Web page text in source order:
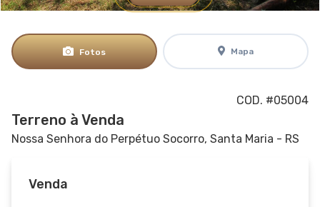
Fotos Mapa
COD. #05004
Terreno à Venda
Nossa Senhora do Perpétuo Socorro, Santa Maria - RS
Venda